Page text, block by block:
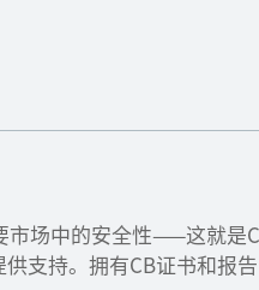
场中的安全性——这就是
支持。拥有CB证书和报